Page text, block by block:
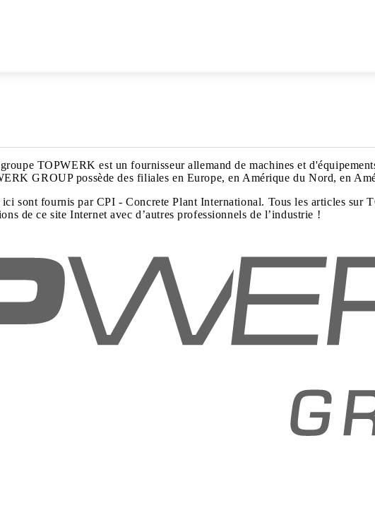
TOPWERK est un fournisseur allemand de machines et
GROUP possède des filiales en Europe, en Amérique du Nord, en
sont fournis par CPI - Concrete Plant International. Tous les articles sur
de ce site Internet avec d’autres professionnels de l’industrie !